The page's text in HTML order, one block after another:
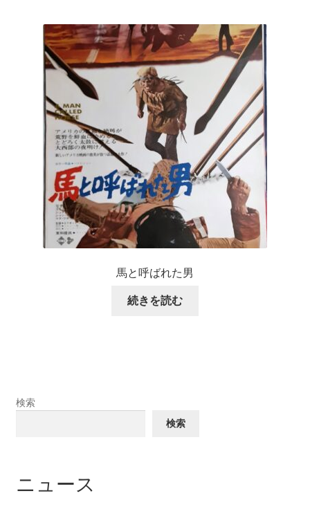
馬と呼ばれた男
続きを読む
検索
検索
ニュース